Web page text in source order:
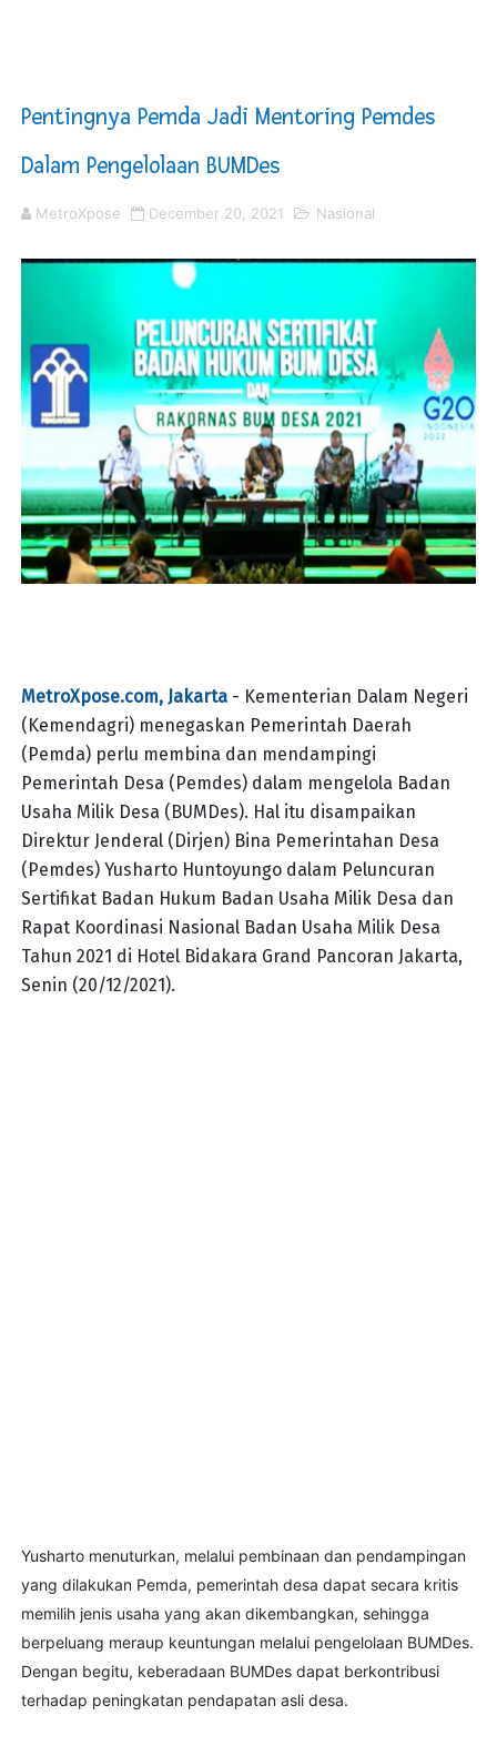
Kurve Kecamatan Medan Tembung Antisipasi Banjir
Optimalkan Efisiensi Anggaran, Bupati Taput JTP
PT ASDP Cabang Ambon Siap Dukung Program Bank
Pentingnya Pemda Jadi Mentoring Pemdes
Dalam Pengelolaan BUMDes
MetroXpose December 20, 2021 Nasional
MetroXpose.com, Jakarta- Kementerian Dalam Negeri
(Kemendagri) menegaskan Pemerintah Daerah
(Pemda) perlu membina dan mendampingi
Pemerintah Desa (Pemdes) dalam mengelola Badan
Usaha Milik Desa (BUMDes). Hal itu disampaikan
Direktur Jenderal (Dirjen) Bina Pemerintahan Desa
(Pemdes) Yusharto Huntoyungo dalam Peluncuran
Sertifikat Badan Hukum Badan Usaha Milik Desa dan
Rapat Koordinasi Nasional Badan Usaha Milik Desa
Tahun 2021 di Hotel Bidakara Grand Pancoran Jakarta,
Senin (20/12/2021).
Yusharto menuturkan, melalui pembinaan dan pendampingan
yang dilakukan Pemda, pemerintah desa dapat secara kritis
memilih jenis usaha yang akan dikembangkan, sehingga
berpeluang meraup keuntungan melalui pengelolaan BUMDes.
Dengan begitu, keberadaan BUMDes dapat berkontribusi
terhadap peningkatan pendapatan asli desa.